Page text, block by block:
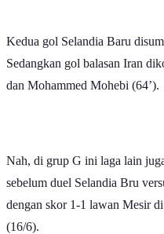
Kedua gol Selandia Baru
Sedangkan gol balasan Iran
dan Mohammed Mohebi (64’).
Nah, di grup G ini laga lain
sebelum duel Selandia Bru
dengan skor 1-1 lawan Mesir
(16/6).